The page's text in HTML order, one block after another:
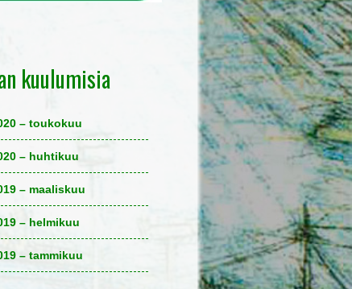
kuulumisia
– toukokuu
– huhtikuu
– maaliskuu
– helmikuu
– tammikuu